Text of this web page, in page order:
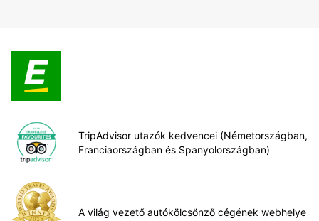
TripAdvisor utazók kedvencei (Németországban,
Franciaországban és Spanyolországban)
A világ vezető autókölcsönző cégének webhelye